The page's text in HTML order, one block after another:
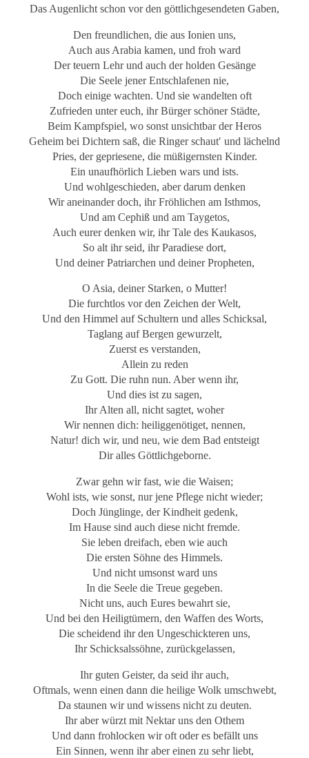
Das Augenlicht schon vor den göttlichgesendeten Gaben,
Den freundlichen, die aus Ionien uns,
Auch aus Arabia kamen, und froh ward
Der teuern Lehr und auch der holden Gesänge
Die Seele jener Entschlafenen nie,
Doch einige wachten. Und sie wandelten oft
Zufrieden unter euch, ihr Bürger schöner Städte,
Beim Kampfspiel, wo sonst unsichtbar der Heros
Geheim bei Dichtern saß, die Ringer schaut′ und lächelnd
Pries, der gepriesene, die müßigernsten Kinder.
Ein unaufhörlich Lieben wars und ists.
Und wohlgeschieden, aber darum denken
Wir aneinander doch, ihr Fröhlichen am Isthmos,
Und am Cephiß und am Taygetos,
Auch eurer denken wir, ihr Tale des Kaukasos,
So alt ihr seid, ihr Paradiese dort,
Und deiner Patriarchen und deiner Propheten,
O Asia, deiner Starken, o Mutter!
Die furchtlos vor den Zeichen der Welt,
Und den Himmel auf Schultern und alles Schicksal,
Taglang auf Bergen gewurzelt,
Zuerst es verstanden,
Allein zu reden
Zu Gott. Die ruhn nun. Aber wenn ihr,
Und dies ist zu sagen,
Ihr Alten all, nicht sagtet, woher
Wir nennen dich: heiliggenötiget, nennen,
Natur! dich wir, und neu, wie dem Bad entsteigt
Dir alles Göttlichgeborne.
Zwar gehn wir fast, wie die Waisen;
Wohl ists, wie sonst, nur jene Pflege nicht wieder;
Doch Jünglinge, der Kindheit gedenk,
Im Hause sind auch diese nicht fremde.
Sie leben dreifach, eben wie auch
Die ersten Söhne des Himmels.
Und nicht umsonst ward uns
In die Seele die Treue gegeben.
Nicht uns, auch Eures bewahrt sie,
Und bei den Heiligtümern, den Waffen des Worts,
Die scheidend ihr den Ungeschickteren uns,
Ihr Schicksalssöhne, zurückgelassen,
Ihr guten Geister, da seid ihr auch,
Oftmals, wenn einen dann die heilige Wolk umschwebt,
Da staunen wir und wissens nicht zu deuten.
Ihr aber würzt mit Nektar uns den Othem
Und dann frohlocken wir oft oder es befällt uns
Ein Sinnen, wenn ihr aber einen zu sehr liebt,